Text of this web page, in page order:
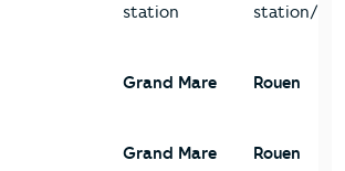
station
station/
Grand Mare Rouen
Grand Mare
Rouen